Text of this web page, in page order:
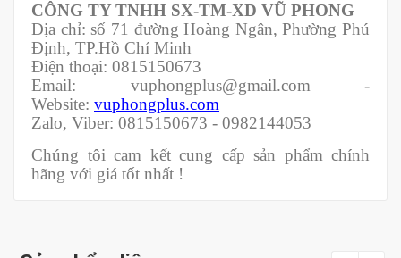
CÔNG TY TNHH SX-TM-XD VŨ PHONG
Địa chỉ: số 71 đường Hoàng Ngân, Phường Phú
Định, TP.Hồ Chí Minh
Điện thoại: 0815150673
Email: vuphongplus@gmail.com -
Website: vuphongplus.com
Zalo, Viber: 0815150673 - 0982144053
Chúng tôi cam kết cung cấp sản phẩm chính
hãng với giá tốt nhất !